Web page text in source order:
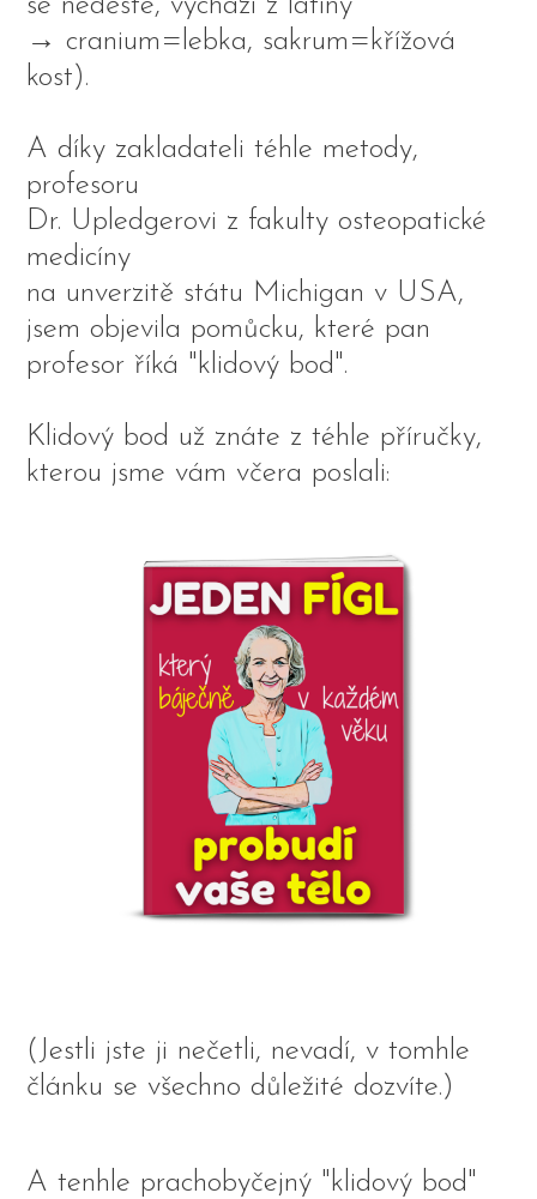
→ cranium=lebka, sakrum=křížová
kost).
A díky zakladateli téhle metody,
profesoru
Dr. Upledgerovi z fakulty osteopatické
medicíny
na unverzitě státu Michigan v USA,
jsem objevila pomůcku, které pan
profesor říká "klidový bod".
Klidový bod už znáte z téhle příručky,
kterou jsme vám včera poslali:
(Jestli jste ji nečetli, nevadí, v tomhle
článku se všechno důležité dozvíte.)
A tenhle prachobyčejný "klidový bod"